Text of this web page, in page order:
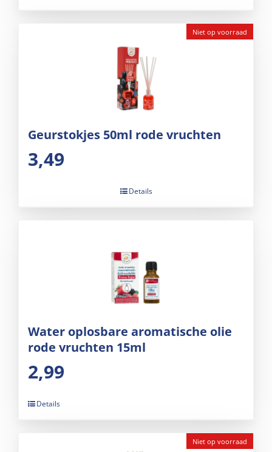
Niet op voorraad
Geurstokjes 50ml rode vruchten
3,49
Details
Water oplosbare aromatische olie
rode vruchten 15ml
2,99
Details
Niet op voorraad